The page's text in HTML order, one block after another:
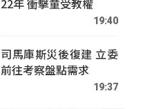
19:40
司馬庫斯災後復建 立委
前往考察盤點需求
19:37